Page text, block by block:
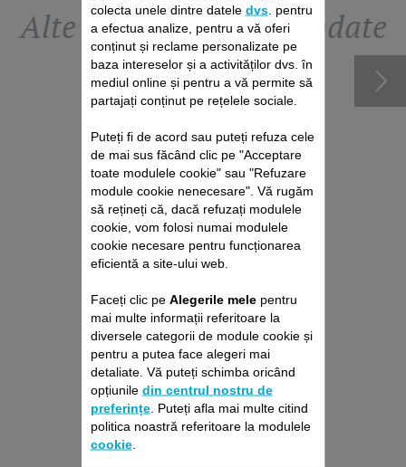
Alte accesorii recomandate
REZERVOR COMPLET
SS-2230003756
Capacitate de 790 ml
Stoc disponibil.
187,30 RON
Adaugă în coş
colecta unele dintre datele dvs. pentru
a efectua analize, pentru a vă oferi
conținut și reclame personalizate pe
baza intereselor și a activităților dvs. în
mediul online și pentru a vă permite să
partajați conținut pe rețelele sociale.
Puteți fi de acord sau puteți refuza cele
de mai sus făcând clic pe "Acceptare
toate modulele cookie" sau "Refuzare
module cookie nenecesare". Vă rugăm
să rețineți că, dacă refuzați modulele
cookie, vom folosi numai modulele
cookie necesare pentru funcționarea
eficientă a site-ului web.
Faceți clic pe Alegerile melepentru
mai multe informații referitoare la
diversele categorii de module cookie și
pentru a putea face alegeri mai
detaliate. Vă puteți schimba oricând
opțiunile din centrul nostru de
preferințe. Puteți afla mai multe citind
politica noastră referitoare la modulele
cookie.